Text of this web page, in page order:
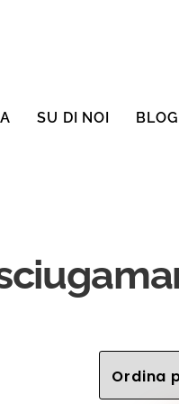
SU DI NOI BLOG